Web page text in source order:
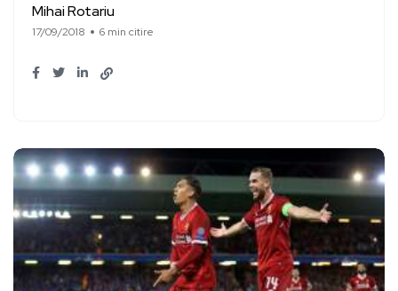
Mihai Rotariu
17/09/2018 6 min citire